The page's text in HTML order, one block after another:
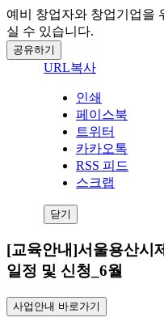
예비 창업자와 창업기업을
실 수 있습니다.
공유하기
URL복사
인쇄
페이스북
트위터
카카오톡
RSS 피드
스크랩
닫기
[교육안내]서울용산시
일정 및 신청_6월
사업안내 바로가기